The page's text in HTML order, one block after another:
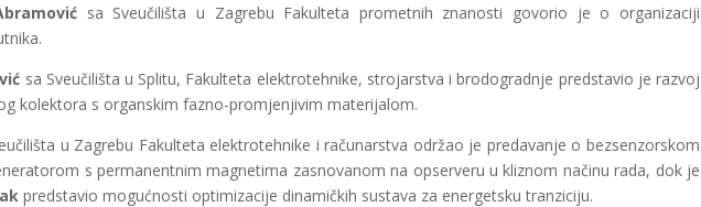
sa Sveučilišta u Zagrebu Fakulteta prometnih znanosti govorio je o organizaciji
sa Sveučilišta u Splitu, Fakulteta elektrotehnike, strojarstva i brodogradnje predstavio je razvoj
kolektora s organskim fazno-promjenjivim materijalom.
u Zagrebu Fakulteta elektrotehnike i računarstva održao je predavanje o bezsenzorskom
s permanentnim magnetima zasnovanom na opserveru u kliznom načinu rada, dok je
predstavio mogućnosti optimizacije dinamičkih sustava za energetsku tranziciju.